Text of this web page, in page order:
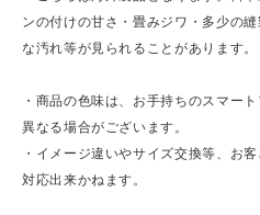
ンの付けの甘さ・畳みジワ・多少の
な汚れ等が見られることがあります。
・商品の色味は、お手持ちのスマー
異なる場合がございます。
・イメージ違いやサイズ交換等、お
対応出来かねます。